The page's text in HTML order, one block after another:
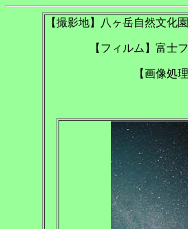
【撮影地】八ヶ岳自然文
【フィルム】富
【画像処